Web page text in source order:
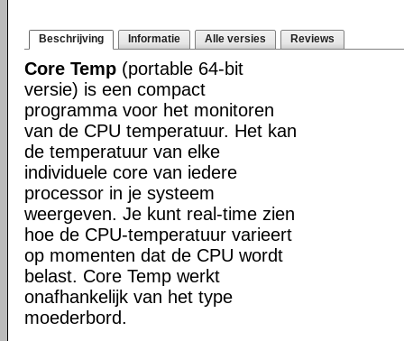
Beschrijving Informatie Alle versies Reviews
Core Temp (portable 64-bit
versie) is een compact
programma voor het monitoren
van de CPU temperatuur. Het kan
de temperatuur van elke
individuele core van iedere
processor in je systeem
weergeven. Je kunt real-time zien
hoe de CPU-temperatuur varieert
op momenten dat de CPU wordt
belast. Core Temp werkt
onafhankelijk van het type
moederbord.